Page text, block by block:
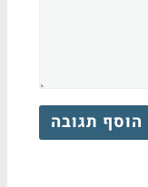
הוסף תגובה